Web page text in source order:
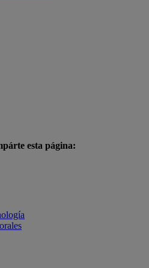
esta página: